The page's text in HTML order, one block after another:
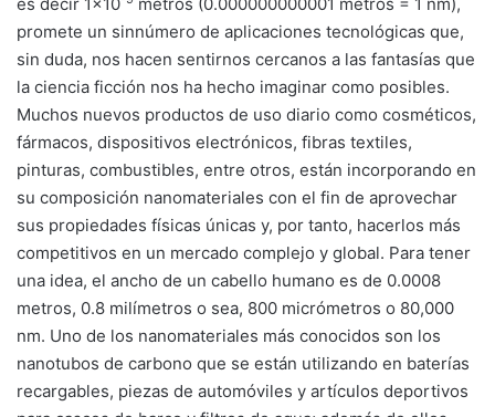
promete un sinnúmero de aplicaciones tecnológicas que,
sin duda, nos hacen sentirnos cercanos a las fantasías que
la ciencia ficción nos ha hecho imaginar como posibles.
Muchos nuevos productos de uso diario como cosméticos,
fármacos, dispositivos electrónicos, fibras textiles,
pinturas, combustibles, entre otros, están incorporando en
su composición nanomateriales con el fin de aprovechar
sus propiedades físicas únicas y, por tanto, hacerlos más
competitivos en un mercado complejo y global. Para tener
una idea, el ancho de un cabello humano es de 0.0008
metros, 0.8 milímetros o sea, 800 micrómetros o 80,000
nm. Uno de los nanomateriales más conocidos son los
nanotubos de carbono que se están utilizando en baterías
recargables, piezas de automóviles y artículos deportivos